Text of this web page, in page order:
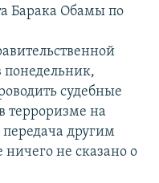
Барака Обамы по
судебные
терроризме на
другим
не сказано о